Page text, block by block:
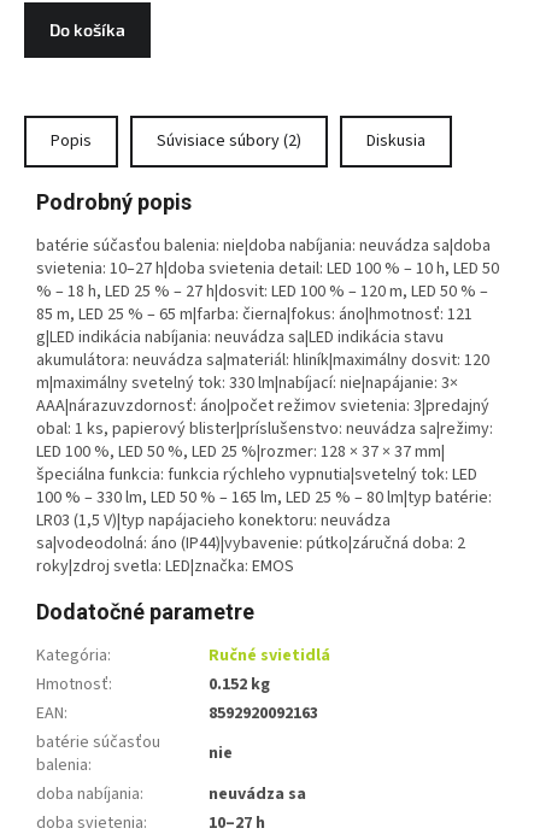
Do košíka
Popis Súvisiace súbory (2) Diskusia
Podrobný popis
batérie súčasťou balenia: nie|doba nabíjania: neuvádza sa|doba
svietenia: 10–27 h|doba svietenia detail: LED 100 % – 10 h, LED 50
% – 18 h, LED 25 % – 27 h|dosvit: LED 100 % – 120 m, LED 50 % –
85 m, LED 25 % – 65 m|farba: čierna|fokus: áno|hmotnosť: 121
g|LED indikácia nabíjania: neuvádza sa|LED indikácia stavu
akumulátora: neuvádza sa|materiál: hliník|maximálny dosvit: 120
m|maximálny svetelný tok: 330 lm|nabíjací: nie|napájanie: 3×
AAA|nárazuvzdornosť: áno|počet režimov svietenia: 3|predajný
obal: 1 ks, papierový blister|príslušenstvo: neuvádza sa|režimy:
LED 100 %, LED 50 %, LED 25 %|rozmer: 128 × 37 × 37 mm|
špeciálna funkcia: funkcia rýchleho vypnutia|svetelný tok: LED
100 % – 330 lm, LED 50 % – 165 lm, LED 25 % – 80 lm|typ batérie:
LR03 (1,5 V)|typ napájacieho konektoru: neuvádza
sa|vodeodolná: áno (IP44)|vybavenie: pútko|záručná doba: 2
roky|zdroj svetla: LED|značka: EMOS
Dodatočné parametre
Kategória:
Ručné svietidlá
Hmotnosť:
0.152 kg
EAN:
8592920092163
batérie súčasťou
balenia:
nie
doba nabíjania:
neuvádza sa
doba svietenia:
10–27 h